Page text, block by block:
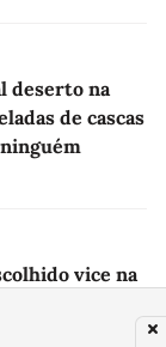
deserto na
de cascas
vice na